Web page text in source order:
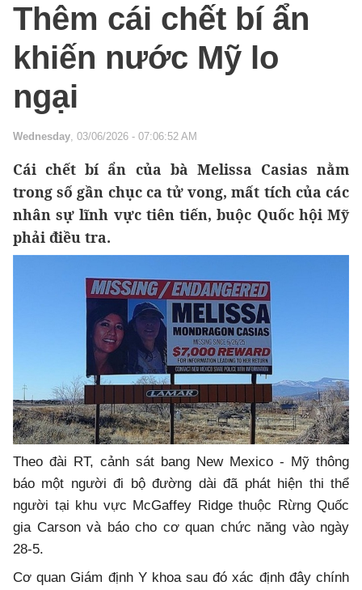
Thêm cái chết bí ẩn
khiến nước Mỹ lo
ngại
Wednesday, 03/06/2026 - 07:06:52 AM
Cái chết bí ẩn của bà Melissa Casias nằm
trong số gần chục ca tử vong, mất tích của các
nhân sự lĩnh vực tiên tiến, buộc Quốc hội Mỹ
phải điều tra.
Theo đài RT, cảnh sát bang New Mexico - Mỹ thông
báo một người đi bộ đường dài đã phát hiện thi thể
người tại khu vực McGaffey Ridge thuộc Rừng Quốc
gia Carson và báo cho cơ quan chức năng vào ngày
28-5.
Cơ quan Giám định Y khoa sau đó xác định đây chính